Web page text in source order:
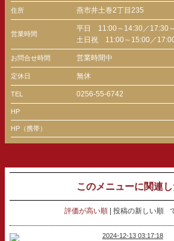
住所 燕市井土巻2丁目235
営業時間
平日 11:00～14:30／17:30
土日祝 11:00～15:00／
お問合せ時間 営業時間中
定休日 無休
TEL 0256-55-6742
HP
HP（携帯）
このメニューに関連
評価が高い順 投稿の新しい順
2024-12-13 03:17:18